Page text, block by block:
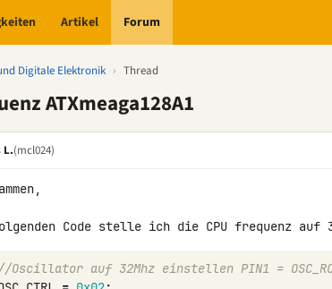
Artikel Forum
Digitale Elektronik › Thread
ATXmeaga128A1
L.(mcl024)
Oscillator auf 32Mhz einstellen PIN1 =